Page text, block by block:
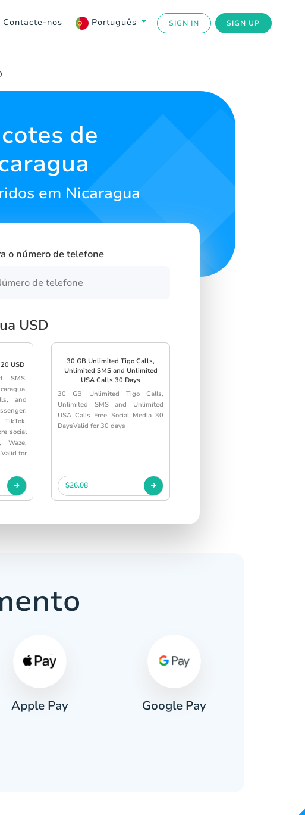
Contacte-nos Português SIGN IN SIGN UP
de
em Nicaragua
o número de telefone
USD
USD
SMS,
and
social
Waze,
for
30 GB Unlimited Tigo Calls,
Unlimited SMS and Unlimited
USA Calls 30 Days
30 GB Unlimited Tigo Calls,
Unlimited SMS and Unlimited
USA Calls Free Social Media 30
DaysValid for 30 days
$26.08
Apple Pay Google Pay